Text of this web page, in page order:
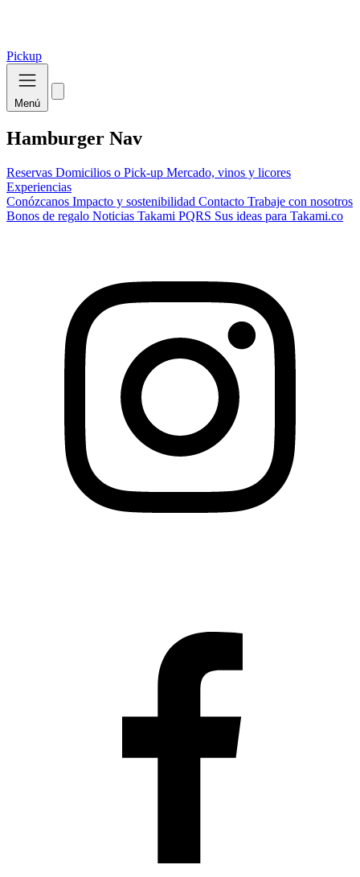
Pickup
Menú
Hamburger Nav
Reservas Domicilios o Pick-up Mercado, vinos y licores
Experiencias
Conózcanos Impacto y sostenibilidad Contacto Trabaje con nosotros
Bonos de regalo Noticias Takami PQRS Sus ideas para Takami.co